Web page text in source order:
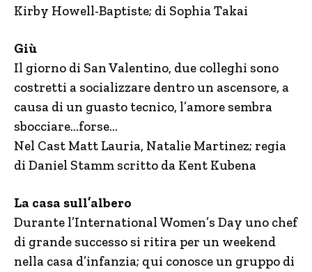
Kirby Howell-Baptiste; di Sophia Takai
Giù
Il giorno di San Valentino, due colleghi sono
costretti a socializzare dentro un ascensore, a
causa di un guasto tecnico, l’amore sembra
sbocciare…forse…
Nel Cast Matt Lauria, Natalie Martinez; regia
di Daniel Stamm scritto da Kent Kubena
La casa sull’albero
Durante l’International Women’s Day uno chef
di grande successo si ritira per un weekend
nella casa d’infanzia; qui conosce un gruppo di